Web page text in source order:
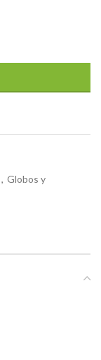
, Globos y